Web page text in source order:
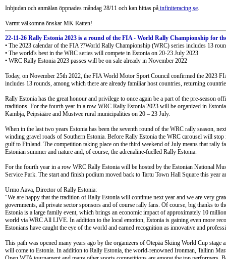
Inbjudan och anmälan öppnades måndag 28/11 och kan hittas på infiniteracing.se.
Varmt välkomna önskar MK Ratten!
22-11-26 Rally Estonia 2023 is a round of the FIA - World Rally Championship for
• The 2023 calendar of the FIA ??World Rally Championship (WRC) series includes 13
• The world's best in the WRC series will compete in Estonia on 20-23 July 2023
• WRC Rally Estonia 2023 passes will be on sale already in November 2022
Today, on November 25th 2022, the FIA World Motor Sport Council confirmed the 2023
includes 13 rounds, among which there are already familiar host countries, returning
Rally Estonia has the great honour and privilege to once again be a part of the pre-season
traditions. For the fourth year in a row WRC Rally Estonia 2023 will be organized in
Kambja, Peipsiääre and Mustvee rural municipalities on 20 – 23 July.
When in the last two years Estonia has been the seventh round of the WRC rally season,
winding gravel roads of Southern Estonia. Before Rally Estonia the WRC carousel will
gulf to Finland. The competition taking place on the third weekend of July means that rally
Estonian summer and nature and, of course, the adrenaline-fuelled Rally Estonia.
For the fourth year in a row WRC Rally Estonia will be hosted by the Estonian National
Service Park. The start and finish podium moved back to Tartu Town Hall Square this
Urmo Aava, Director of Rally Estonia:
"We are happy that the tradition of Rally Estonia will continue next year and we are very
governments, all private sector sponsors and of course rally fans. Of course, big thanks to
Estonia is a large family event, which brings an economic impact of approximately 10
world via WRC All LIVE. In addition to the local emotion, Estonia is gaining even more
Estonians have caught the eye of the world and earned recognition as innovative and
This path was opened many years ago by the organizers of Otepää Skiing World Cup stage
will come to Estonia. In addition to Rally Estonia, the world-renowned Ironman, Tallinn